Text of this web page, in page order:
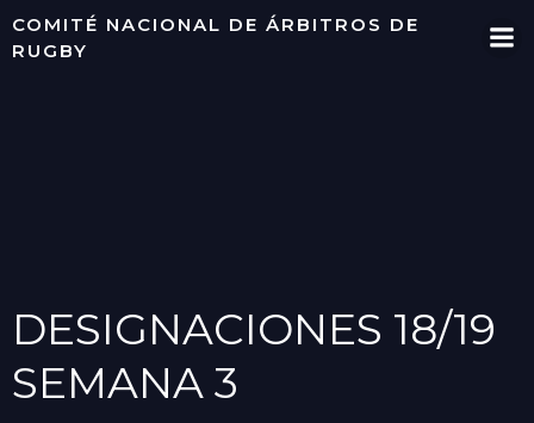
Saltar
COMITÉ NACIONAL DE ÁRBITROS DE
RUGBY
DESIGNACIONES 18/19
SEMANA 3